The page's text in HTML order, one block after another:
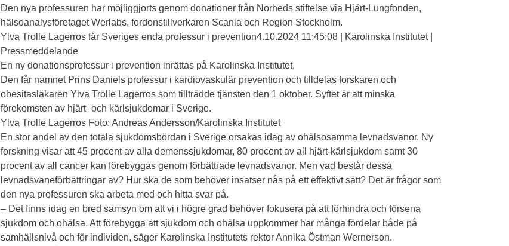
Den nya professuren har möjliggjorts genom donationer från Norheds stiftelse via Hjärt-Lungfonden,
hälsoanalysföretaget Werlabs, fordonstillverkaren Scania och Region Stockholm.
Ylva Trolle Lagerros får Sveriges enda professur i prevention4.10.2024 11:45:08 | Karolinska Institutet |
Pressmeddelande
En ny donationsprofessur i prevention inrättas på Karolinska Institutet.
Den får namnet Prins Daniels professur i kardiovaskulär prevention och tilldelas forskaren och
obesitasläkaren Ylva Trolle Lagerros som tillträdde tjänsten den 1 oktober. Syftet är att minska
förekomsten av hjärt- och kärlsjukdomar i Sverige.
Ylva Trolle Lagerros Foto: Andreas Andersson/Karolinska Institutet
En stor andel av den totala sjukdomsbördan i Sverige orsakas idag av ohälsosamma levnadsvanor. Ny
forskning visar att 45 procent av alla demenssjukdomar, 80 procent av all hjärt-kärlsjukdom samt 30
procent av all cancer kan förebyggas genom förbättrade levnadsvanor. Men vad består dessa
levnadsvaneförbättringar av? Hur ska de som behöver insatser nås på ett effektivt sätt? Det är frågor som
den nya professuren ska arbeta med och hitta svar på.
– Det finns idag en bred samsyn om att vi i högre grad behöver fokusera på att förhindra och försena
sjukdom och ohälsa. Att förebygga att sjukdom och ohälsa uppkommer har många fördelar både på
samhällsnivå och för individen, säger Karolinska Institutets rektor Annika Östman Wernerson.